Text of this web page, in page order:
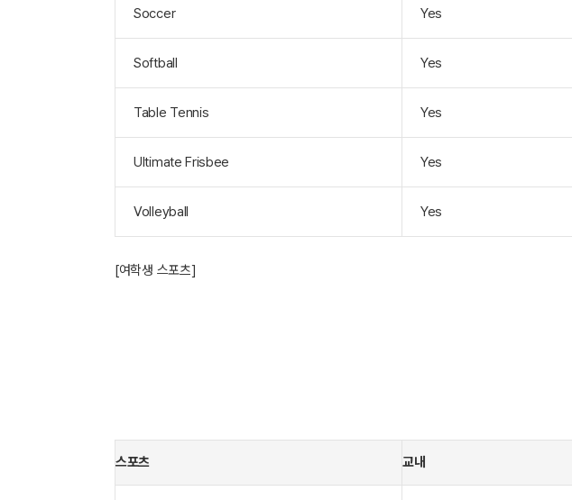
Soccer Yes
Softball Yes
Table Tennis Yes
Ultimate Frisbee Yes
Volleyball Yes
[여학생 스포츠]
스포츠 교내